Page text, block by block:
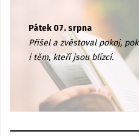
Pátek 07. srpna
Přišel a zvěstoval pokoj,
i těm, kteří jsou blízcí.